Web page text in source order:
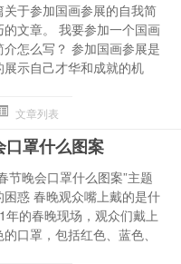
关于参加国画参展的自我简
的文章。 我要参加一个国画
介怎么写？ 参加国画参展是
展示自己才华和成就的机
文章列表
口罩什么图案
节晚会口罩什么图案”主题
困惑 春晚观众嘴上戴的是什
年的春晚现场，观众们戴上
口罩，包括红色、蓝色、